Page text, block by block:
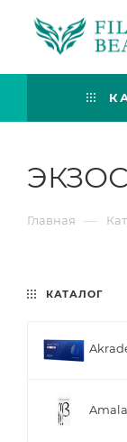
Главная —
КАТАЛОГ